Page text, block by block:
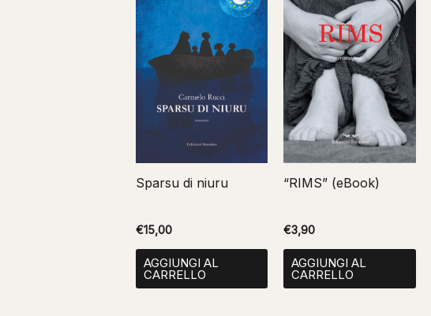
Sparsu di niuru
€15,00
AGGIUNGI AL
CARRELLO
“RIMS” (eBook)
€3,90
AGGIUNGI AL
CARRELLO